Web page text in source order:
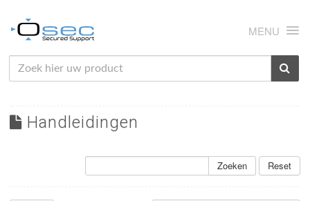
MENU
HOME
Handleidingen
Zoeken Reset